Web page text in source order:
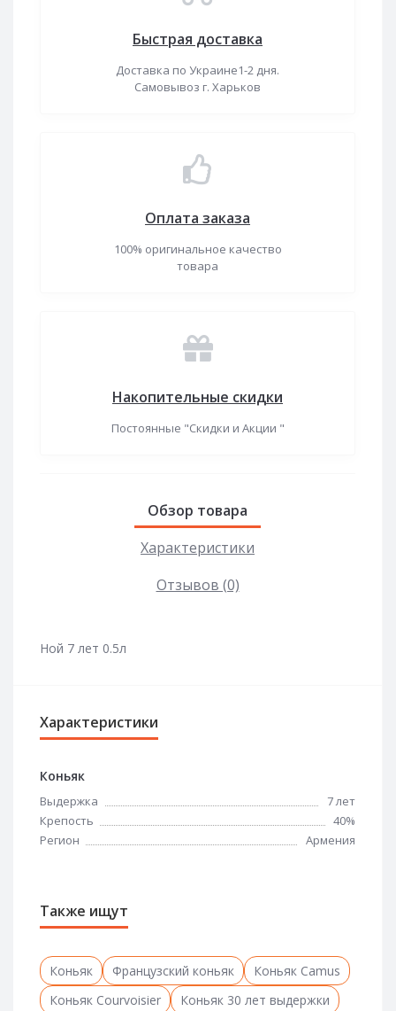
Быстрая доставка
Доставка по Украине1-2 дня.
Самовывоз г. Харьков
Оплата заказа
100% оригинальное качество
товара
Накопительные скидки
Постоянные "Скидки и Акции "
Обзор товара
Характеристики
Отзывов (0)
Ной 7 лет 0.5л
Характеристики
Коньяк
Выдержка
7 лет
Крепость
40%
Регион
Армения
Также ищут
Коньяк Французский коньяк
Коньяк Camus
Коньяк Courvoisier
Коньяк 30 лет выдержки